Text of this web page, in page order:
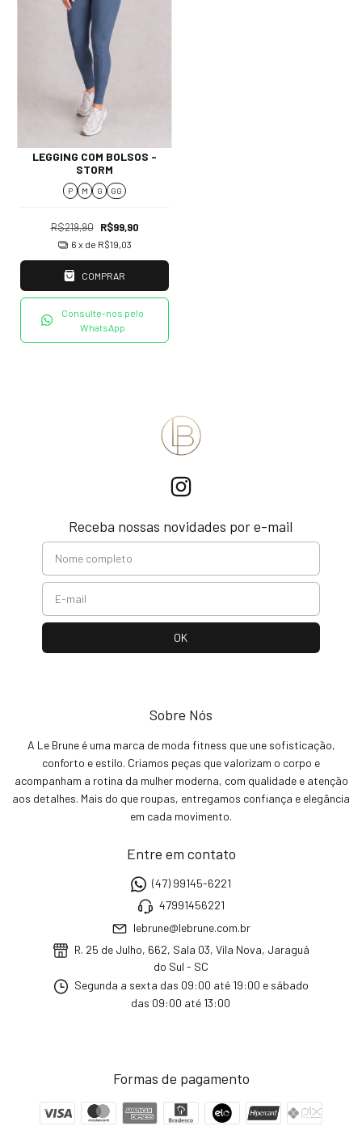
LEGGING COM BOLSOS -
STORM
P M G GG
R$219,90 R$99,90
6 x de R$19,03
COMPRAR
Consulte-nos pelo
WhatsApp
Receba nossas novidades por e-mail
Sobre Nós
A Le Brune é uma marca de moda fitness que une sofisticação,
conforto e estilo. Criamos peças que valorizam o corpo e
acompanham a rotina da mulher moderna, com qualidade e atenção
aos detalhes. Mais do que roupas, entregamos confiança e elegância
em cada movimento.
Entre em contato
(47) 99145-6221
47991456221
lebrune@lebrune.com.br
R. 25 de Julho, 662, Sala 03, Vila Nova, Jaraguá
do Sul - SC
Segunda a sexta das 09:00 até 19:00 e sábado
das 09:00 até 13:00
Formas de pagamento